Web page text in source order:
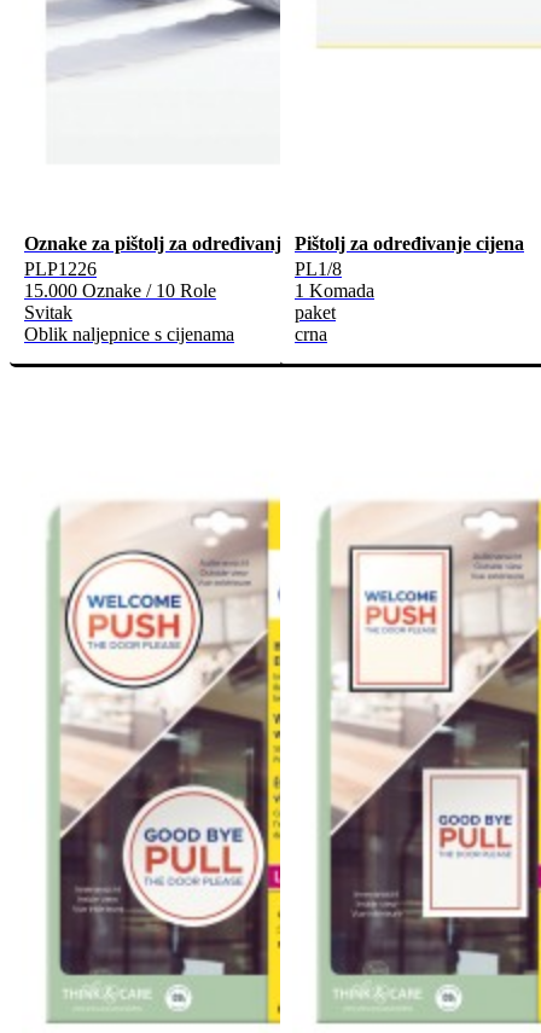
Oznake za pištolj za određivanje cijena
PLP1226
15.000 Oznake / 10 Role
Svitak
Oblik naljepnice s cijenama
Pištolj za određivanje cijena
PL1/8
1 Komada
paket
crna